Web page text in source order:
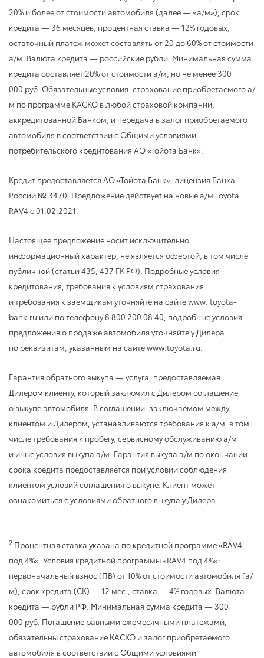
20% и более от стоимости автомобиля (далее — «а/м»), срок
кредита — 36 месяцев, процентная ставка — 12% годовых,
остаточный платеж может составлять от 20 до 60% от стоимости
а/м. Валюта кредита — российские рубли. Минимальная сумма
кредита составляет 20% от стоимости а/м, но не менее 300
000 руб. Обязательные условия: страхование приобретаемого а/
м по программе КАСКО в любой страховой компании,
аккредитованной Банком, и передача в залог приобретаемого
автомобиля в соответствии с Общими условиями
потребительского кредитования АО «Тойота Банк».
Кредит предоставляется АО «Тойота Банк», лицензия Банка
России № 3470. Предложение действует на новые а/м Toyota
RAV4 с 01.02.2021.
Настоящее предложение носит исключительно
информационный характер, не является офертой, в том числе
публичной (статьи 435, 437 ГК РФ). Подробные условия
кредитования, требования к условиям страхования
и требования к заемщикам уточняйте на сайте www. toyota-
bank.ru или по телефону 8 800 200 08 40; подробные условия
предложения о продаже автомобиля уточняйте у Дилера
по реквизитам, указанным на сайте www.toyota.ru.
Гарантия обратного выкупа — услуга, предоставляемая
Дилером клиенту, который заключил с Дилером соглашение
о выкупе автомобиля. В соглашении, заключаемом между
клиентом и Дилером, устанавливаются требования к а/м, в том
числе требования к пробегу, сервисному обслуживанию а/м
и иные условия выкупа а/м. Гарантия выкупа а/м по окончании
срока кредита предоставляется при условии соблюдения
клиентом условий соглашения о выкупе. Клиент может
ознакомиться с условиями обратного выкупа у Дилера.
2 Процентная ставка указана по кредитной программе «RAV4
под 4%». Условия кредитной программы «RAV4 под 4%»:
первоначальный взнос (ПВ) от 10% от стоимости автомобиля (а/
м), срок кредита (СК) — 12 мес., ставка — 4% годовых. Валюта
кредита — рубли РФ. Минимальная сумма кредита — 300
000 руб. Погашение равными ежемесячными платежами,
обязательны страхование КАСКО и залог приобретаемого
автомобиля в соответствии с Общими условиями